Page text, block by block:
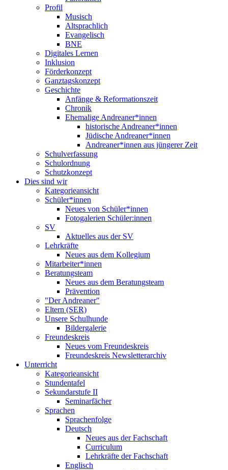
Profil
Musisch
Altsprachlich
Evangelisch
BNE
Digitales Lernen
Inklusion
Förderkonzept
Ganztagskonzept
Geschichte
Anfänge & Reformationszeit
Chronik
Ehemalige Andreaner*innen
historische Andreaner*innen
Jüdische Andreaner*innen
Andreaner*innen aus jüngerer Zeit
Schulverfassung
Schulordnung
Schutzkonzept
Dies sind wir
Kategorieansicht
Schüler*innen
Neues von Schüler*innen
Fotogalerien Schüler:innen
SV
Aktuelles aus der SV
Lehrkräfte
Neues aus dem Kollegium
Mitarbeiter*innen
Beratungsteam
Neues aus dem Beratungsteam
Prävention
"Der Andreaner"
Eltern (SER)
Unsere Schulhunde
Bildergalerie
Freundeskreis
Neues vom Freundeskreis
Freundeskreis Newsletterarchiv
Unterricht
Kategorieansicht
Stundentafel
Sekundarstufe II
Seminarfächer
Sprachen
Sprachenfolge
Deutsch
Neues aus der Fachschaft
Curriculum
Lehrkräfte der Fachschaft
Englisch